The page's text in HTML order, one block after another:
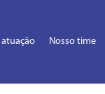
atuação Nosso time